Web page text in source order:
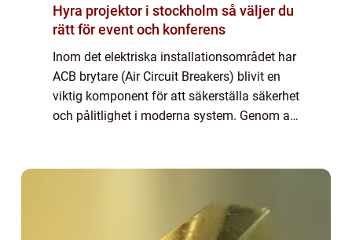
Hyra projektor i stockholm så väljer du
rätt för event och konferens
Inom det elektriska installationsområdet har
ACB brytare (Air Circuit Breakers) blivit en
viktig komponent för att säkerställa säkerhet
och pålitlighet i moderna system. Genom att